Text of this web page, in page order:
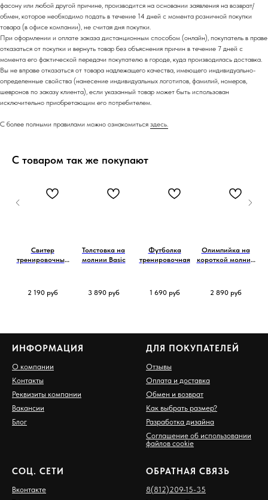
фасону или любой другой причине, производится на основании заявления на возврат/
обмен, которое необходимо подать в течение 14 дней с момента розничной покупки
товара (в офисе компании), не считая дня покупки.
При оформлении и оплате заказа дистанционным способом (онлайн), покупатель в праве
отказаться от покупки и вернуть товар без объяснения причин в течение 7 дней с
момента его фактической передачи покупателю в городе, куда производилась доставка.
Вы не вправе отказаться от товара надлежащего качества, имеющего индивидуально-
определенные свойства (нанесение индивидуальных логотипов, фамилий, номеров,
шевронов по заказу клиента), если указанный товар может быть использован
исключительно приобретающим его потребителем.
С более полными правилами можно ознакомиться здесь.
С товаром так же покупают
Свитер
тренировочный
2 190 руб
Толстовка на
молнии Basic
3 890 руб
Футболка
тренировочная
1 690 руб
Олимпийка на
короткой молнии
2 890 руб
ИНФОРМАЦИЯ
О компании
Контакты
Реквизиты компании
Вакансии
Блог
ДЛЯ ПОКУПАТЕЛЕЙ
Отзывы
Оплата и доставка
Обмен и возврат
Как выбрать размер?
Разработка дизайна
Соглашение об использовании
файлов cookie
СОЦ. СЕТИ
Вконтакте
ОБРАТНАЯ СВЯЗЬ
8(812)209-15-35